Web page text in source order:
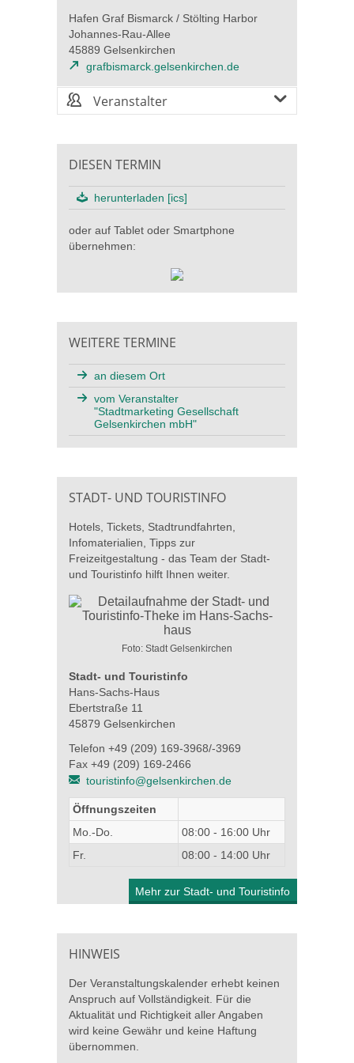
Hafen Graf Bismarck / Stölting Harbor
Johannes-Rau-Allee
45889 Gelsenkirchen
grafbismarck.gelsenkirchen.de
Veranstalter
DIESEN TERMIN
herunterladen [ics]
oder auf Tablet oder Smartphone
übernehmen:
WEITERE TERMINE
an diesem Ort
vom Veranstalter
"Stadtmarketing Gesellschaft
Gelsenkirchen mbH"
STADT- UND TOURISTINFO
Hotels, Tickets, Stadtrundfahrten,
Infomaterialien, Tipps zur
Freizeitgestaltung - das Team der Stadt-
und Touristinfo hilft Ihnen weiter.
Foto: Stadt Gelsenkirchen
Stadt- und Touristinfo
Hans-Sachs-Haus
Ebertstraße 11
45879 Gelsenkirchen
Telefon +49 (209) 169-3968/-3969
Fax +49 (209) 169-2466
touristinfo@gelsenkirchen.de
Öffnungszeiten
Mo.-Do.
08:00 - 16:00 Uhr
Fr.
08:00 - 14:00 Uhr
Mehr zur Stadt- und Touristinfo
HINWEIS
Der Veranstaltungskalender erhebt keinen
Anspruch auf Vollständigkeit. Für die
Aktualität und Richtigkeit aller Angaben
wird keine Gewähr und keine Haftung
übernommen.